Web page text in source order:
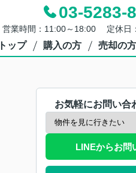
03-5283-
営業時間：11:00～18:00 定休日
ップ 購入の方 売却の方
お気軽にお問い合
LINEからお問